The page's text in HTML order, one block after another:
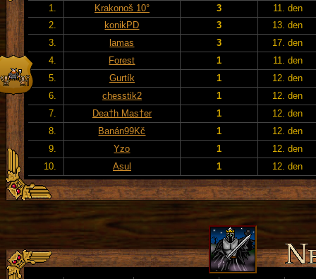
1.
Krakonoš 10° 3
11. den
2.
konikPD 3
13. den
3.
lamas 3
17. den
4.
Forest 1
11. den
5.
Gurtík 1
12. den
6.
chesstik2 1
12. den
7.
Dea†h Mas†er 1
12. den
8.
Banán99Kč 1
12. den
9.
Yzo 1
12. den
10.
Asul 1 12. den